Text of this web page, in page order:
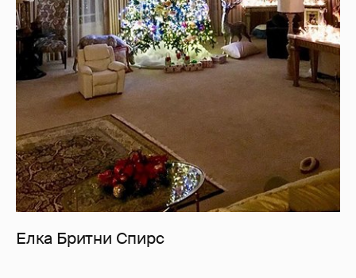
Елка Бритни Спирс